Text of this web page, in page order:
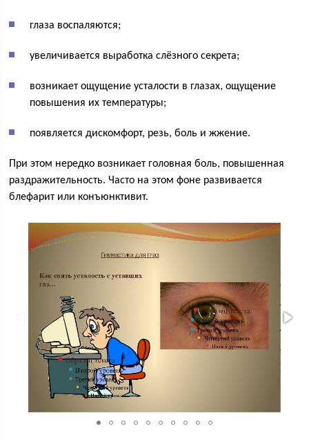
глаза воспаляются;
увеличивается выработка слёзного секрета;
возникает ощущение усталости в глазах, ощущение
повышения их температуры;
появляется дискомфорт, резь, боль и жжение.
При этом нередко возникает головная боль, повышенная
раздражительность. Часто на этом фоне развивается
блефарит или конъюнктивит.